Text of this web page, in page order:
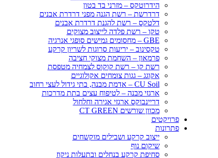
הידרוטקס – מזרני בד בטון
דרדרשת – רשת הגנה מפני דרדרת אבנים
דלטקס – רשת להגנת דרדרת אבנים
טקו – רשת פלדה לייצוב מצוקים
GBE – מחסומים גמישים סופגי אנרגיה
טקסינוב – יריעות סרוגות לשריון קרקע
פרמאון – השחמת מצוקי חציבה
רשת קו – רשת קוקוס לצמחיה מטפסת
אקוגג – גגות צומחים אקולוגיים
CU Soil – אדמת מבנה, בתי גידול לעצי רחוב
ארגזי מבנה – לטיפוח עצים בתת מדרכות
דריינבוקס ארגזי אגירה וחלחול
מכוון שורשים CT GREEN
פרויקטים
פתרונות
ייצוב קרקע ושבילים מוקשחים
שיקום נוף
סחיפת קרקע בנחלים ובתעלות ניקוז